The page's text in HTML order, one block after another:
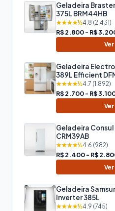
Geladeira
375L BRM44HB
★★★★½4.8 (2.431)
R$ 2.800 - R$
Geladeira
389L Efficient
★★★★½4.7 (1.892)
R$ 2.700 - R$
Geladeira Consul
CRM39AB
★★★★½4.6 (982)
R$ 2.400 - R$
Geladeira
Inverter 385L
★★★★½4.9 (745)